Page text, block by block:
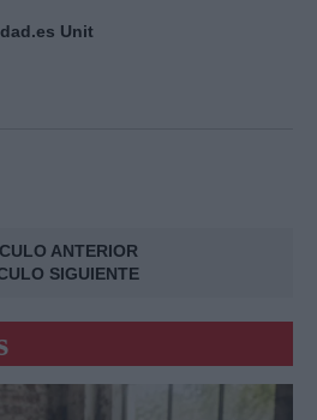
Unit
ANTERIOR
SIGUIENTE